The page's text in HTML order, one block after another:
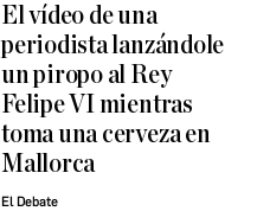
El vídeo de una
periodista lanzándole
un piropo al Rey
Felipe VI mientras
toma una cerveza en
Mallorca
El Debate